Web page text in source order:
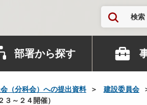
検索
部署から探す
（分科会）への提出資料
建設委員会
～２４開催）